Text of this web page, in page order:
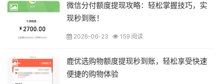
微信分付额度提现攻略：轻松掌握技巧，实
现秒到账！
2026-06-23 159 阅读
鹿优选购物额度提现秒到账，轻松享受快速
便捷的购物体验